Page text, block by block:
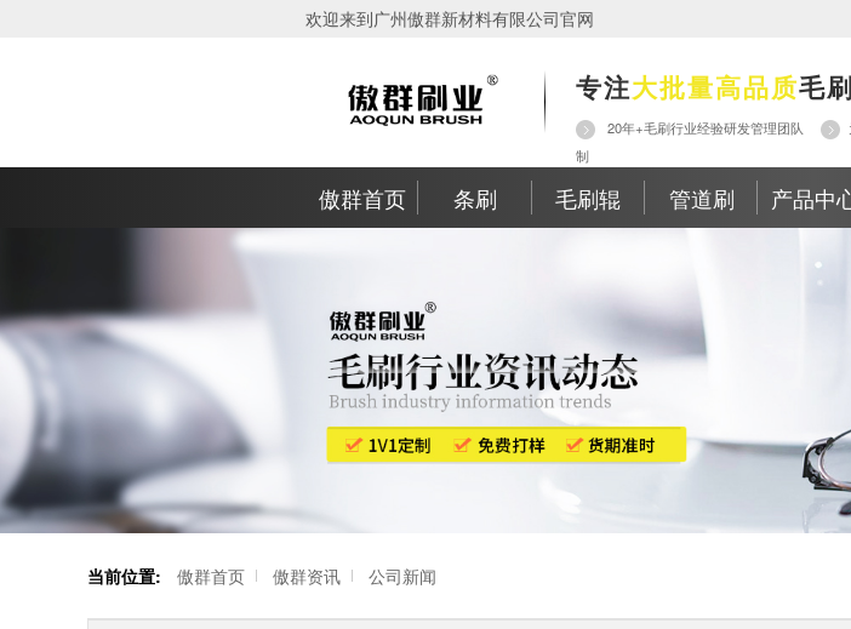
欢迎来到广州傲群新材料有限公司官网
专注大批量高品质毛
20年+毛刷行业经验研发管理团队
制
傲群首页 条刷 毛刷辊 管道刷 产品中
当前位置: 傲群首页 傲群资讯 公司新闻